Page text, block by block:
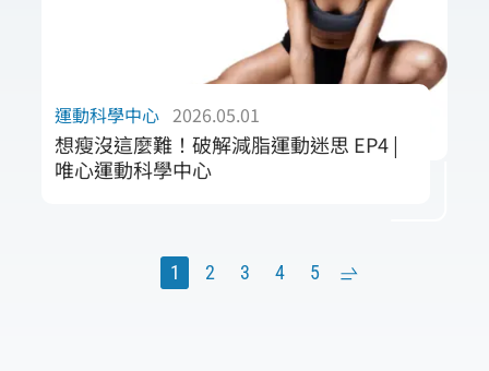
運動科學中心 2026.05.01
想瘦沒這麼難！破解減脂運動迷思 EP4 |
唯心運動科學中心
唯心團隊深入解析「減脂停滯期」的生理真
相。我們探討如何透過進階運動處方進行週期
1 2 3 4 5 ›